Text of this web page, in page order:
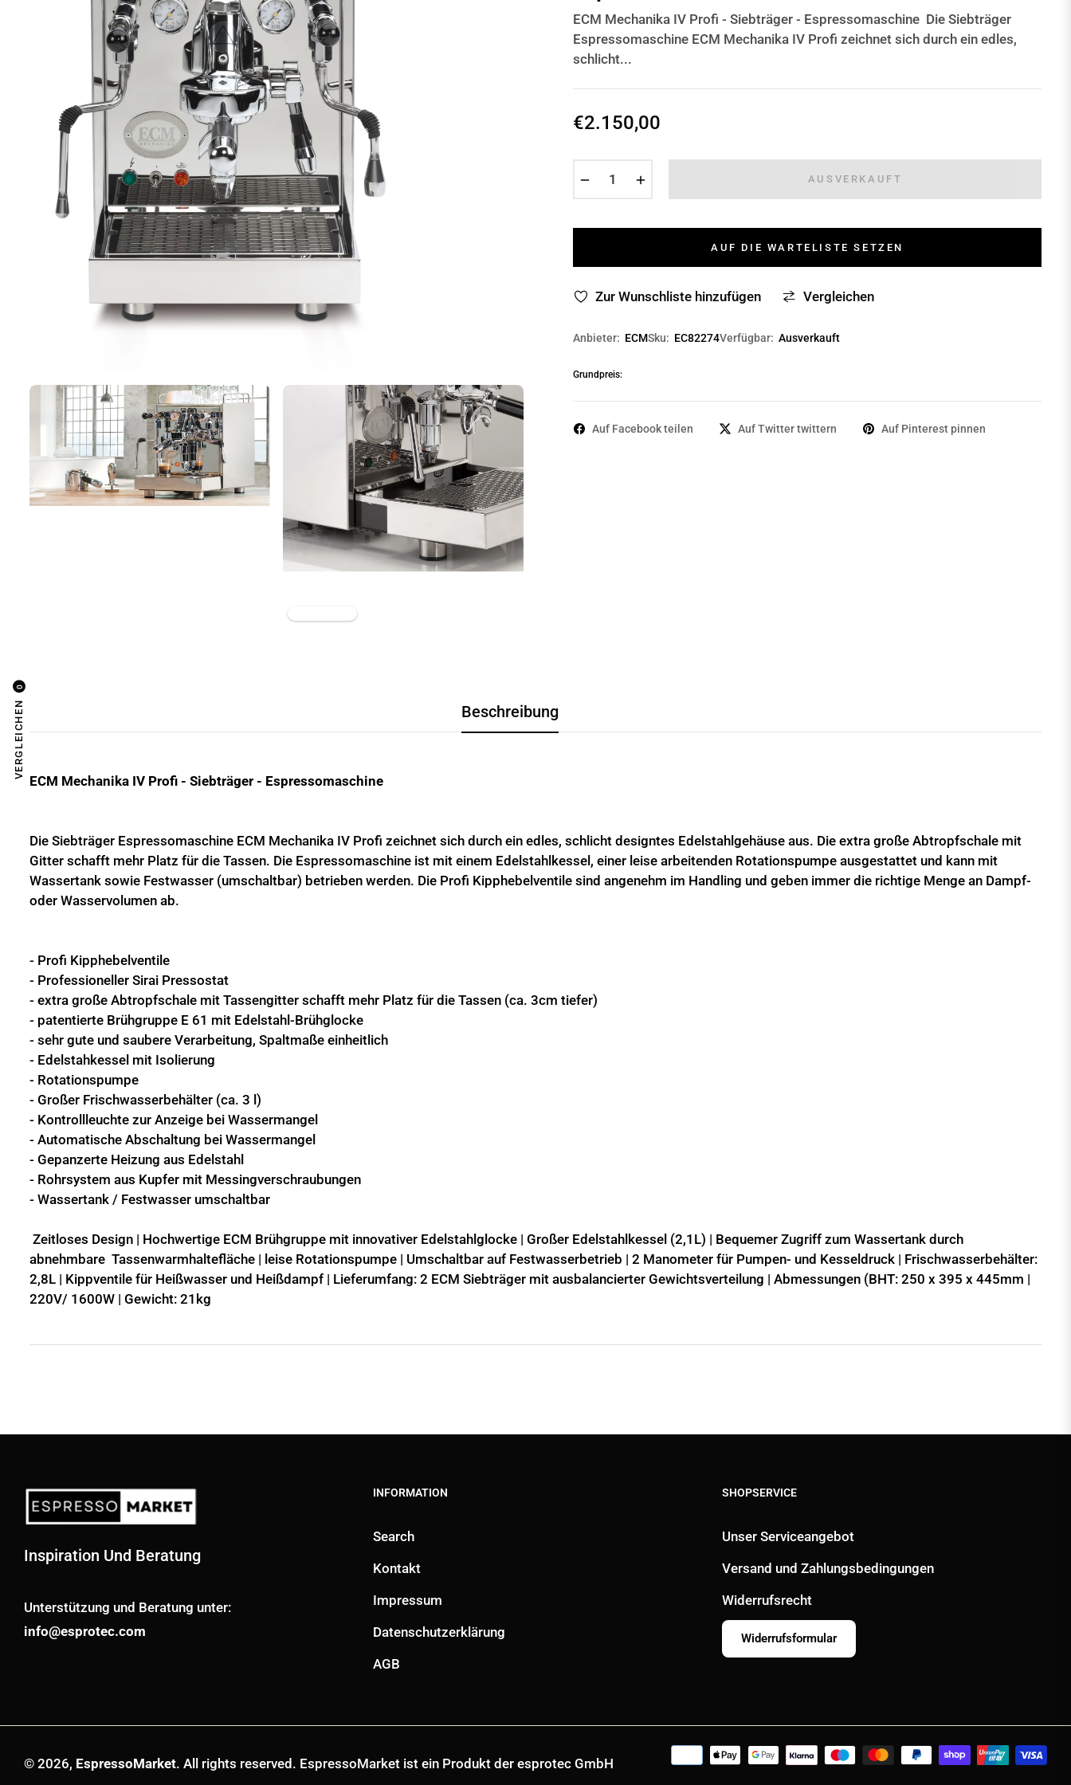
VERGLEICHEN
0
ECM Mechanika IV Profi - Siebträger - Espressomaschine Die Siebträger
Espressomaschine ECM Mechanika IV Profi zeichnet sich durch ein edles,
schlicht...
Normaler
€2.150,00
AUSVERKAUFT
AUF DIE WARTELISTE SETZEN
Zur Wunschliste hinzufügen Vergleichen
Anbieter: ECMSku: EC82274Verfügbar: Ausverkauft
Grundpreis:
Auf Facebook teilen Auf Twitter twittern Auf Pinterest pinnen
Beschreibung
ECM Mechanika IV Profi - Siebträger - Espressomaschine
Die Siebträger Espressomaschine ECM Mechanika IV Profi zeichnet sich durch ein edles, schlicht designtes Edelstahlgehäuse aus. Die extra große Abtropfschale mit
Gitter schafft mehr Platz für die Tassen. Die Espressomaschine ist mit einem Edelstahlkessel, einer leise arbeitenden Rotationspumpe ausgestattet und kann mit
Wassertank sowie Festwasser (umschaltbar) betrieben werden. Die Profi Kipphebelventile sind angenehm im Handling und geben immer die richtige Menge an Dampf-
oder Wasservolumen ab.
- Profi Kipphebelventile
- Professioneller Sirai Pressostat
- extra große Abtropfschale mit Tassengitter schafft mehr Platz für die Tassen (ca. 3cm tiefer)
- patentierte Brühgruppe E 61 mit Edelstahl-Brühglocke
- sehr gute und saubere Verarbeitung, Spaltmaße einheitlich
- Edelstahkessel mit Isolierung
- Rotationspumpe
- Großer Frischwasserbehälter (ca. 3 l)
- Kontrollleuchte zur Anzeige bei Wassermangel
- Automatische Abschaltung bei Wassermangel
- Gepanzerte Heizung aus Edelstahl
- Rohrsystem aus Kupfer mit Messingverschraubungen
- Wassertank / Festwasser umschaltbar
Zeitloses Design | Hochwertige ECM Brühgruppe mit innovativer Edelstahlglocke | Großer Edelstahlkessel (2,1L) | Bequemer Zugriff zum Wassertank durch
abnehmbare Tassenwarmhaltefläche | leise Rotationspumpe | Umschaltbar auf Festwasserbetrieb | 2 Manometer für Pumpen- und Kesseldruck | Frischwasserbehälter:
2,8L | Kippventile für Heißwasser und Heißdampf | Lieferumfang: 2 ECM Siebträger mit ausbalancierter Gewichtsverteilung | Abmessungen (BHT: 250 x 395 x 445mm |
220V/ 1600W | Gewicht: 21kg
Inspiration Und Beratung
Unterstützung und Beratung unter:
info@esprotec.com
INFORMATION
Search
Kontakt
Impressum
Datenschutzerklärung
AGB
SHOPSERVICE
Unser Serviceangebot
Versand und Zahlungsbedingungen
Widerrufsrecht
Widerrufsformular
© 2026, EspressoMarket. All rights reserved. EspressoMarket ist ein Produkt der esprotec GmbH